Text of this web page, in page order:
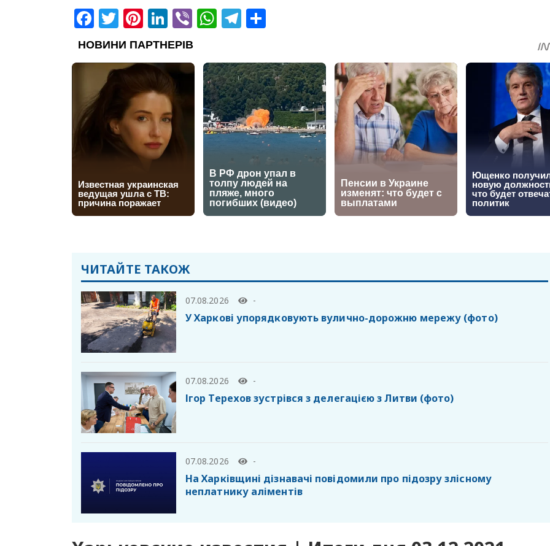
Facebook
Twitter
Pinterest
LinkedIn
ViberWhatsApp
Telegram
ЧИТАЙТЕ ТАКОЖ
07.08.2026 -
У Харкові упорядковують вулично-дорожню мережу (фото)
07.08.2026 -
Ігор Терехов зустрівся з делегацією з Литви (фото)
07.08.2026 -
На Харківщині дізнавачі повідомили про підозру злісному
неплатнику аліментів